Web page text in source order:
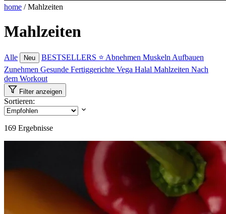
home / Mahlzeiten
Mahlzeiten
Alle Neu BESTSELLERS ⭐ Abnehmen Muskeln Aufbauen
Zunehmen Gesunde Fertiggerichte Vega Halal Mahlzeiten Nach
dem Workout
Filter anzeigen
Sortieren:
169 Ergebnisse